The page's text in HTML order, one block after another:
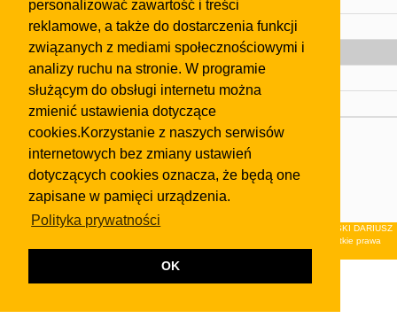
personalizować zawartość i treści
reklamowe, a także do dostarczenia funkcji
związanych z mediami społecznościowymi i
analizy ruchu na stronie. W programie
służącym do obsługi internetu można
zmienić ustawienia dotyczące
cookies.Korzystanie z naszych serwisów
internetowych bez zmiany ustawień
dotyczących cookies oznacza, że będą one
zapisane w pamięci urządzenia.
Polityka prywatności
OK
Kontakt
Strefa dla biznesu
Biura nieruchomości
Dealerzy i autokomisy
Skontaktuj się z nami
regulaminuiPolityki Prywatności.
Klauzula FB
© 2026Wydawnictwo NEON sp. z o.o. (dawniej: FIRMA NEON MAREK KLUCZEWSKI DARIUSZ
KRAWCZYK s.c.) z siedzibą w Olkuszu, ul.Żuradzka 15, 32-300 Olkusz . Wszystkie prawa